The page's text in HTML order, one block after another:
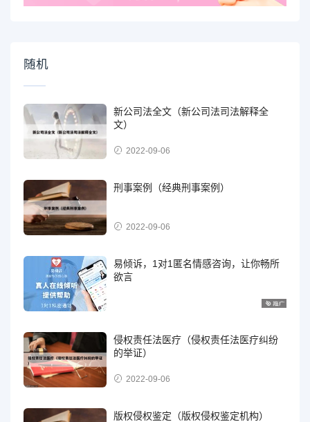
随机
新公司法全文（新公司法司法解释全
文）
2022-09-06
刑事案例（经典刑事案例）
2022-09-06
易倾诉，1对1匿名情感咨询，让你畅所
欲言
侵权责任法医疗（侵权责任法医疗纠纷
的举证）
2022-09-06
版权侵权鉴定（版权侵权鉴定机构）